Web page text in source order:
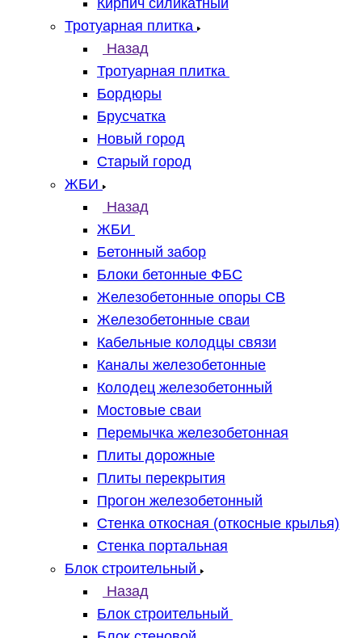
Кирпич силикатный
Тротуарная плитка
Назад
Тротуарная плитка
Бордюры
Брусчатка
Новый город
Старый город
ЖБИ
Назад
ЖБИ
Бетонный забор
Блоки бетонные ФБС
Железобетонные опоры СВ
Железобетонные сваи
Кабельные колодцы связи
Каналы железобетонные
Колодец железобетонный
Мостовые сваи
Перемычка железобетонная
Плиты дорожные
Плиты перекрытия
Прогон железобетонный
Стенка откосная (откосные крылья)
Стенка портальная
Блок строительный
Назад
Блок строительный